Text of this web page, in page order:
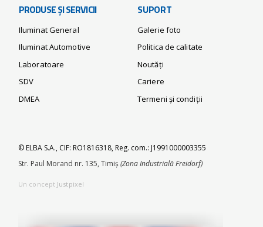
PRODUSE ȘI SERVICII
Iluminat General
Iluminat Automotive
Laboratoare
SDV
DMEA
SUPORT
Galerie foto
Politica de calitate
Noutăți
Cariere
Termeni și condiții
© ELBA S.A., CIF: RO1816318, Reg. com.: J1991000003355
Str. Paul Morand nr. 135, Timiș(Zona Industrială Freidorf)
Un concept Justpixel